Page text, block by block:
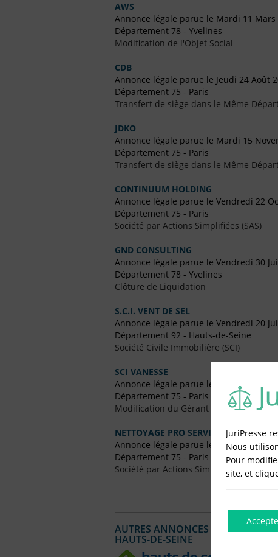
AWS
Annonce légale parue le Mardi 11 Mars
Département 78 - Yvelines
Modification de l'Objet Social
CDB
Annonce légale parue le Jeudi 24 Août
Département 75 - Paris
Transfert de siège dans le Même
JDKO
Annonce légale parue le Mardi 15
Département 75 - Paris
Transfert de siège dans le Même
CONTINUUM HOLDING
Annonce légale parue le Vendredi 22
Département 75 - Paris
Société par Actions Simplifiées (SAS)
GND CONSULTING
Annonce légale parue le Vendredi 30
Département 78 - Yvelines
Clôture de Liquidation
S.C.I. VENT DE SEL
Annonce légale parue le Vendredi 20
Département 92 - Hauts-de-Seine
Société Civile Immobilière (SCI)
SCI VANESSE
Annonce légale parue le Vendredi 5
Département 75 - Paris
Modification du Gérant / Co-Gérant
NETTOYAGE PRO SERVICE
Annonce légale parue le Vendredi 6
Département 75 - Paris
Société par Actions Simplifiées (SAS)
AUTRES ANNONCES LÉGALES
HAUTS-DE-SEINE
JuriPresse
Nous
Pour
site, et